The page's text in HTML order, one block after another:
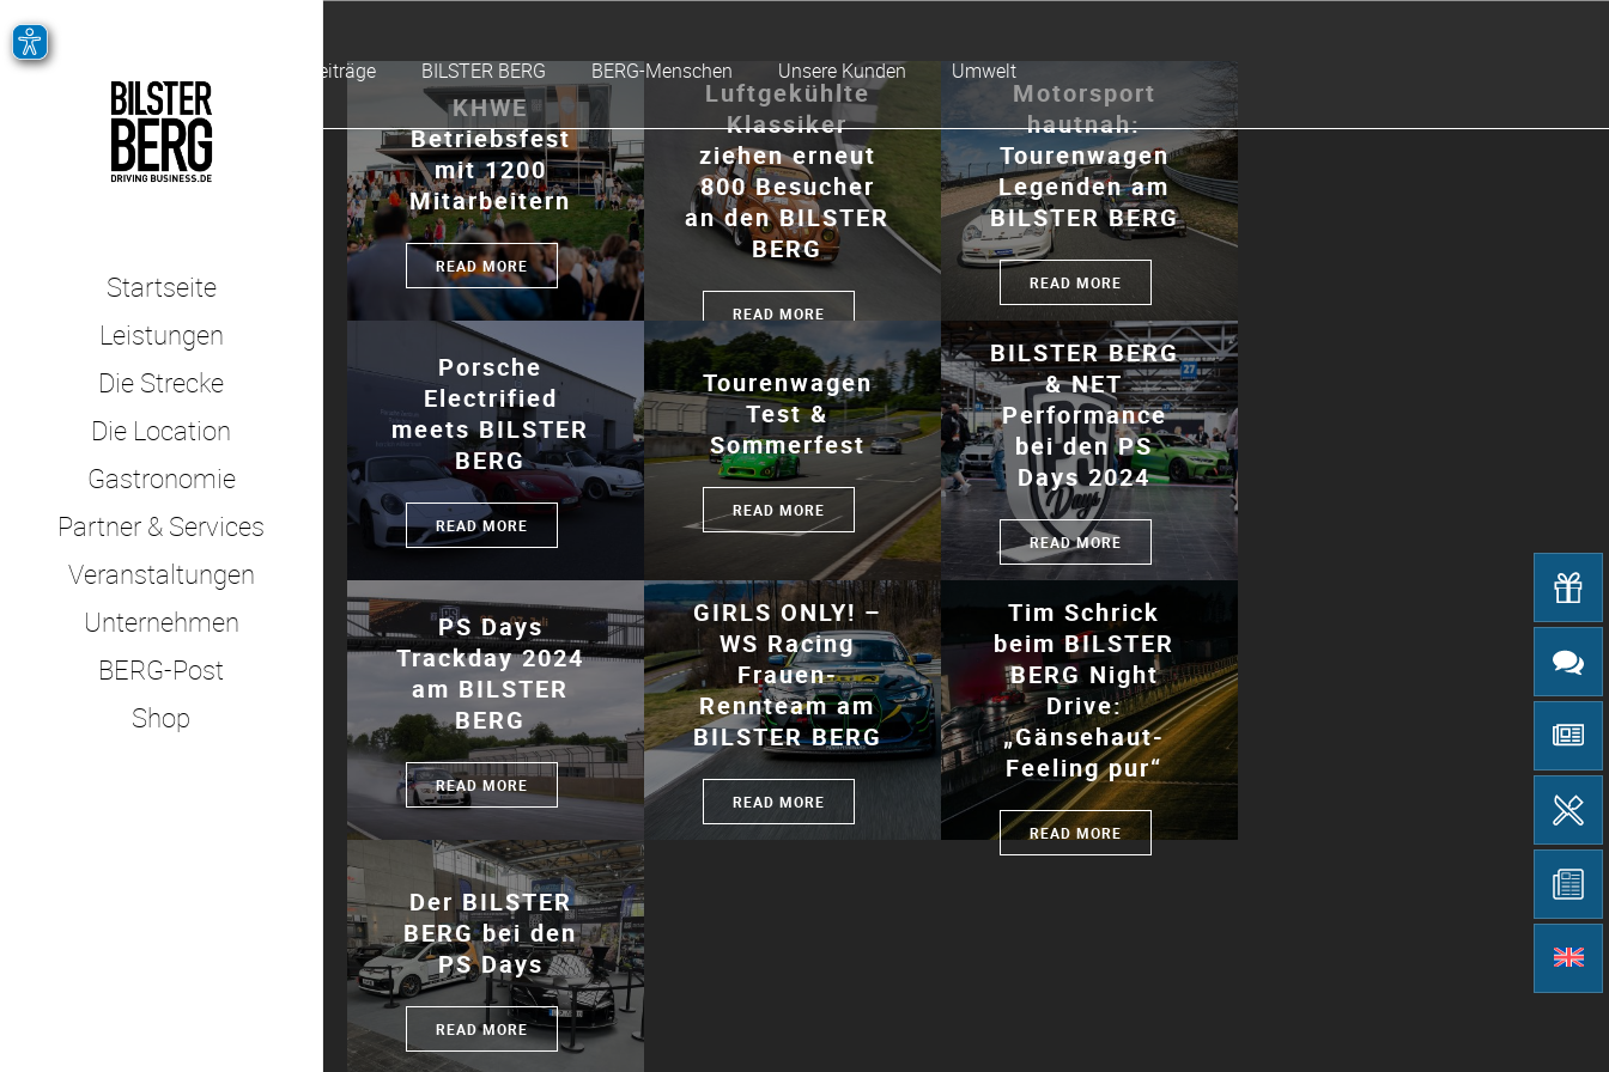
Startseite
Leistungen
Die Strecke
Die Location
Gastronomie
Partner & Services
Veranstaltungen
Unternehmen
BERG-Post
Shop
Alle Beiträge BILSTER BERG BERG-Menschen Unsere Kunden Umwelt
KHWE
Betriebsfest
mit 1200
Mitarbeitern
READ MORE
Luftgekühlte
Klassiker
ziehen erneut
800 Besucher
an den BILSTER
BERG
READ MORE
Motorsport
hautnah:
Tourenwagen
Legenden am
BILSTER BERG
READ MORE
Porsche
Electrified
meets BILSTER
BERG
READ MORE
Tourenwagen
Test &
Sommerfest
READ MORE
BILSTER BERG
& NET
Performance
bei den PS
Days 2024
READ MORE
PS Days
Trackday 2024
am BILSTER
BERG
READ MORE
GIRLS ONLY! –
WS Racing
Frauen-
Rennteam am
BILSTER BERG
READ MORE
Tim Schrick
beim BILSTER
BERG Night
Drive:
„Gänsehaut-
Feeling pur“
READ MORE
Der BILSTER
BERG bei den
PS Days
READ MORE